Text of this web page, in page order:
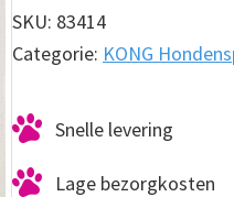
Rubber
bal
aantal
SKU: 83414
Categorie: KONG
Snelle levering
Lage bezorgkosten